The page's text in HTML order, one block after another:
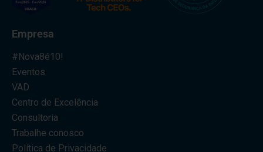
Empresa
#Nova8é10!
Eventos
VAD
Centro de Excelência
Consultoria
Trabalhe conosco
Política de Privacidade